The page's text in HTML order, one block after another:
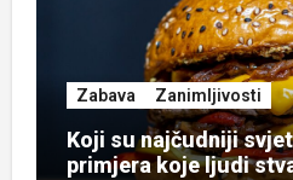
Zabava Zanimljivosti
Koji su najčudniji
primjera koje ljudi